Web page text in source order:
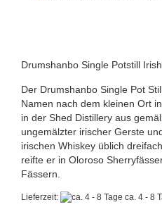
Drumshanbo Single Potstill
Der Drumshanbo Single Pot
Namen nach dem kleinen Ort
in der Shed Distillery aus
ungemälzter irischer Gerste
irischen Whiskey üblich
reifte er in Oloroso
Fässern.
Lieferzeit: ca. 4 - 8